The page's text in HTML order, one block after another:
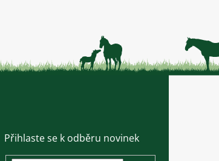
Přihlaste se k odběru novinek